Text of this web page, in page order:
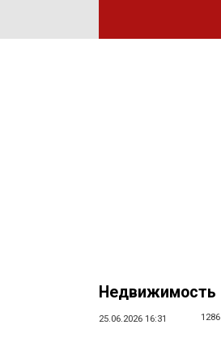
Недвижимость
25.06.2026 16:31 1286